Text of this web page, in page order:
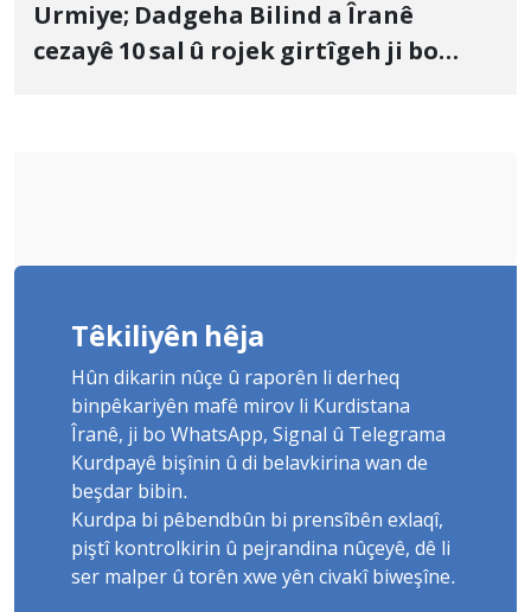
Urmiye; Dadgeha Bilind a Îranê
cezayê 10 sal û rojek girtîgeh ji bo
Têkiliyên hêja
Hûn dikarin nûçe û raporên li derheq
binpêkariyên mafê mirov li Kurdistana
Îranê, ji bo WhatsApp, Signal û Telegrama
Kurdpayê bişînin û di belavkirina wan de
beşdar bibin.
Kurdpa bi pêbendbûn bi prensîbên exlaqî,
piştî kontrolkirin û pejrandina nûçeyê, dê li
ser malper û torên xwe yên civakî biweşîne.